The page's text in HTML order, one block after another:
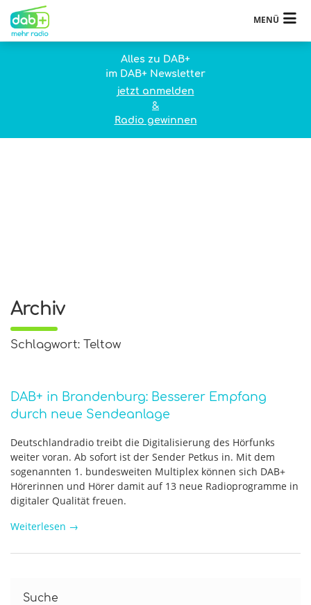
MENÜ
Alles zu DAB+
im DAB+ Newsletter
jetzt anmelden
&
Radio gewinnen
Archiv
Schlagwort: Teltow
DAB+ in Brandenburg: Besserer Empfang
durch neue Sendeanlage
Deutschlandradio treibt die Digitalisierung des Hörfunks
weiter voran. Ab sofort ist der Sender Petkus in. Mit dem
sogenannten 1. bundesweiten Multiplex können sich DAB+
Hörerinnen und Hörer damit auf 13 neue Radioprogramme in
digitaler Qualität freuen.
Weiterlesen →
Suche